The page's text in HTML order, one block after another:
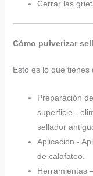
Cerrar las
Cómo pulverizar
Esto es lo que
Preparación
superficie -
sellador
Aplicación -
de calafateo.
​​Herramientas​​